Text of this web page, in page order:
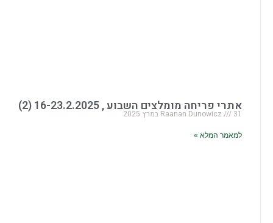
אתרי פריחה מומלצים השבוע , 16-23.2.2025 (2)
Raanan Dunowicz 31 במרץ 2025
למאמר המלא »